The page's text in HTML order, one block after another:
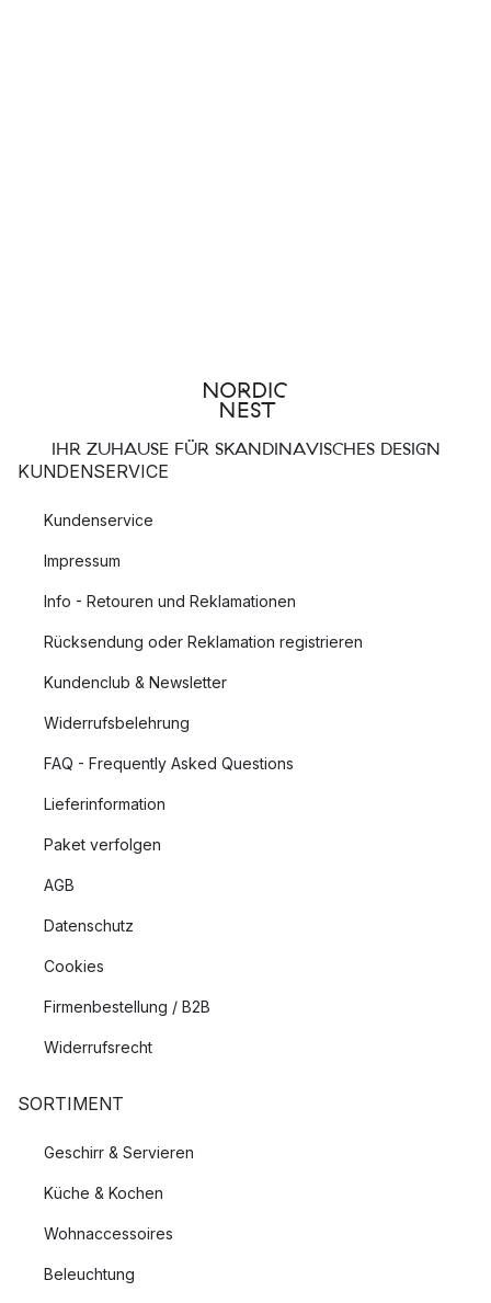
IHR ZUHAUSE FÜR SKANDINAVISCHES DESIGN
KUNDENSERVICE
Kundenservice
Impressum
Info - Retouren und Reklamationen
Rücksendung oder Reklamation registrieren
Kundenclub & Newsletter
Widerrufsbelehrung
FAQ - Frequently Asked Questions
Lieferinformation
Paket verfolgen
AGB
Datenschutz
Cookies
Firmenbestellung / B2B
Widerrufsrecht
SORTIMENT
Geschirr & Servieren
Küche & Kochen
Wohnaccessoires
Beleuchtung